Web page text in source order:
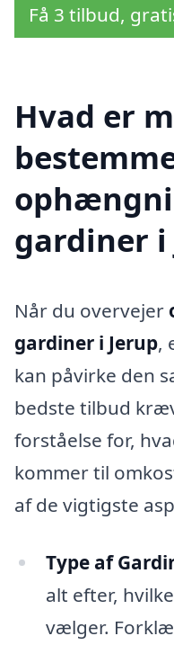
Få 3 tilbud,
Hvad er
gardiner i
Når du overvejer
gardiner i Jerup,
kan påvirke den
bedste tilbud
forståelse for,
kommer til
af de vigtigste
Type af
alt efter,
vælger.